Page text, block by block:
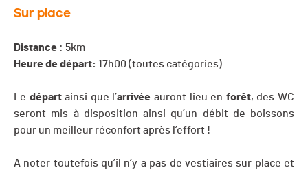
Sur place
Distance : 5km
Heure de départ: 17h00 (toutes catégories)
Le départainsi que l’arrivée auront lieu en forêt, des WC
seront mis à disposition ainsi qu’un débit de boissons
pour un meilleur réconfort après l’effort !
A noter toutefois qu’il n’y a pas de vestiaires sur place et